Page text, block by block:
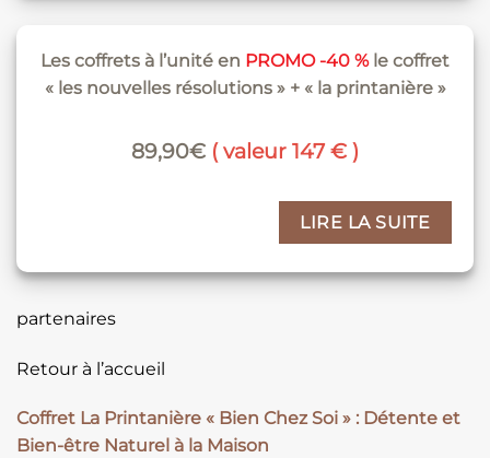
Les coffrets à l’unité en PROMO -40 % le coffret
« les nouvelles résolutions » + « la printanière »
89,90€ ( valeur 147 € )
LIRE LA SUITE
partenaires
Retour à l’accueil
Coffret La Printanière « Bien Chez Soi » : Détente et
Bien-être Naturel à la Maison